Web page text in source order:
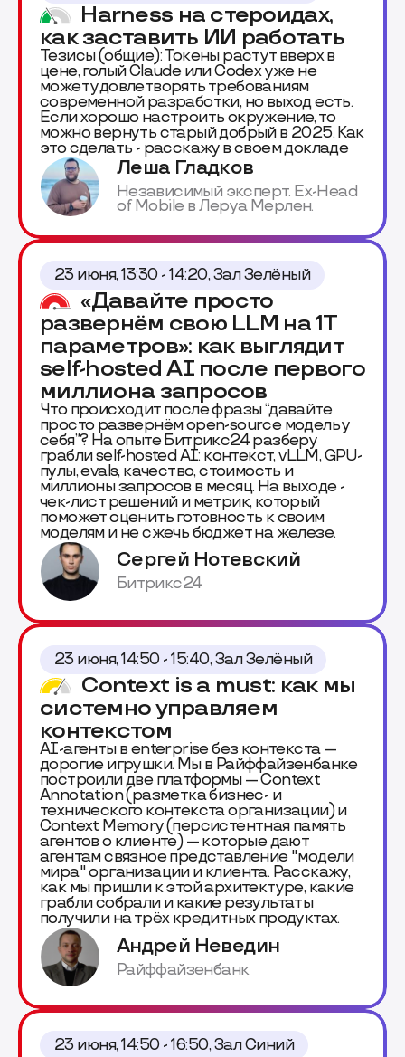
Harness на стероидах,
как заставить ИИ работать
Тезисы (общие): Токены растут вверх в
цене, голый Claude или Codex уже не
может удовлетворять требованиям
современной разработки, но выход есть.
Если хорошо настроить окружение, то
можно вернуть старый добрый в 2025. Как
это сделать - расскажу в своем докладе
Леша Гладков
Независимый эксперт. Ex-Head
of Mobile в Леруа Мерлен.
23 июня, 13:30 - 14:20, Зал Зелёный
«Давайте просто
развернём свою LLM на 1Т
параметров»: как выглядит
self-hosted AI после первого
миллиона запросов
Что происходит после фразы “давайте
просто развернём open-source модель у
себя”? На опыте Битрикс24 разберу
грабли self-hosted AI: контекст, vLLM, GPU-
пулы, evals, качество, стоимость и
миллионы запросов в месяц. На выходе -
чек-лист решений и метрик, который
поможет оценить готовность к своим
моделям и не сжечь бюджет на железе.
Сергей Нотевский
Битрикс24
23 июня, 14:50 - 15:40, Зал Зелёный
Context is a must: как мы
системно управляем
контекстом
AI-агенты в enterprise без контекста —
дорогие игрушки. Мы в Райффайзенбанке
построили две платформы — Context
Annotation (разметка бизнес- и
технического контекста организации) и
Context Memory (персистентная память
агентов о клиенте) — которые дают
агентам связное представление "модели
мира" организации и клиента. Расскажу,
как мы пришли к этой архитектуре, какие
грабли собрали и какие результаты
получили на трёх кредитных продуктах.
Андрей Неведин
Райффайзенбанк
23 июня, 14:50 - 16:50, Зал Синий